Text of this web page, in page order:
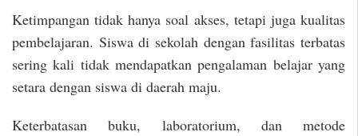
Ketimpangan tidak hanya soal akses, tetapi juga kualitas
pembelajaran. Siswa di sekolah dengan fasilitas terbatas
sering kali tidak mendapatkan pengalaman belajar yang
setara dengan siswa di daerah maju.
Keterbatasan buku, laboratorium, dan metode